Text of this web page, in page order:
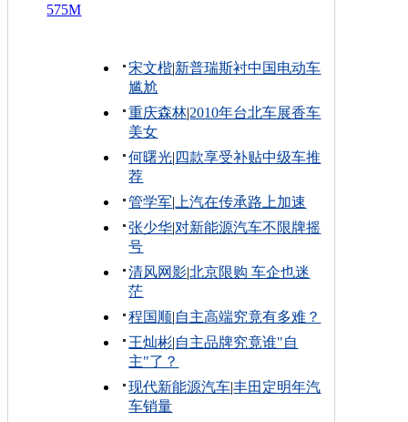
575M
宋文楷|新普瑞斯衬中国电动车
尴尬
重庆森林|2010年台北车展香车
美女
何曙光| 四款享受补贴中级车推
荐
管学军| 上汽在传承路上加速
张少华|对新能源汽车不限牌摇
号
清风网影|北京限购 车企也迷
茫
程国顺|自主高端究竟有多难？
王灿彬|自主品牌究竟谁"自
主"了？
现代新能源汽车|丰田定明年汽
车销量